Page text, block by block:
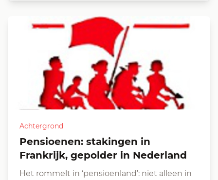
Achtergrond
Pensioenen: stakingen in
Frankrijk, gepolder in Nederland
Het rommelt in ‘pensioenland’: niet alleen in